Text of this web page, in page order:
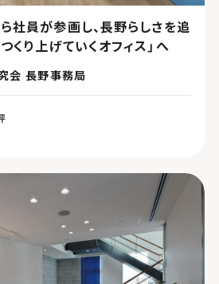
社員が参画し、長野らしさを追
くり上げていくオフィス」へ
会 長野事務局